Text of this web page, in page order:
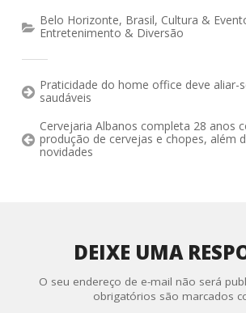
Belo Horizonte, Brasil, Cultura &
Entretenimento & Diversão
Praticidade do home office deve aliar-
saudáveis
Cervejaria Albanos completa 28 anos
produção de cervejas e chopes, além
novidades
DEIXE UMA
O seu endereço de e-mail não será
obrigatórios são marcados